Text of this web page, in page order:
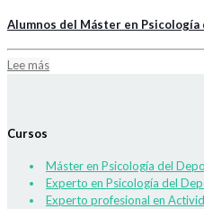
Alumnos del Máster en
Lee más
Cursos
Máster en Psicología del
Experto en Psicología del
Experto profesional en